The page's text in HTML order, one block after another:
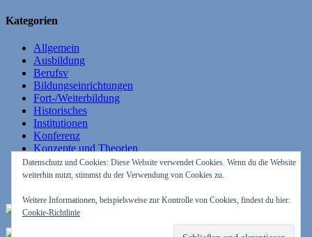
Kategorien
Allgemein
Ausbildung
Berufsv
Bildungseinrichtungen
Fort-/Weiterbildung
Historisches
Institutionen
Konferenz
Konzepte und Theorien
Lehrende
Lernende
RSS – Beiträge
Datenschutz und Cookies: Diese Website verwendet Cookies. Wenn du die Website
weiterhin nutzt, stimmst du der Verwendung von Cookies zu.
Weitere Informationen, beispielsweise zur Kontrolle von Cookies, findest du hier:
Cookie-Richtlinie